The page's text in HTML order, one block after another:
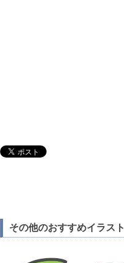
その他のおすすめイラスト